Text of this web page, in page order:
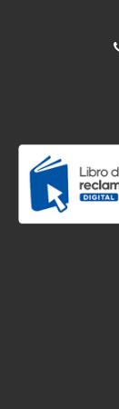
sesión de
universitario